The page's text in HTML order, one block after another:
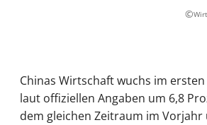
©
Chinas Wirtschaft wuchs im
laut offiziellen Angaben um 6,8
dem gleichen Zeitraum im